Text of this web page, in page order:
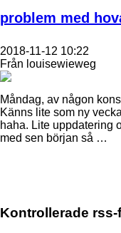
problem med
2018-11-12 10:22
Från louisewieweg
Måndag, av någon
Känns lite som ny
haha. Lite uppdatering
med sen början så …
Kontrollerade